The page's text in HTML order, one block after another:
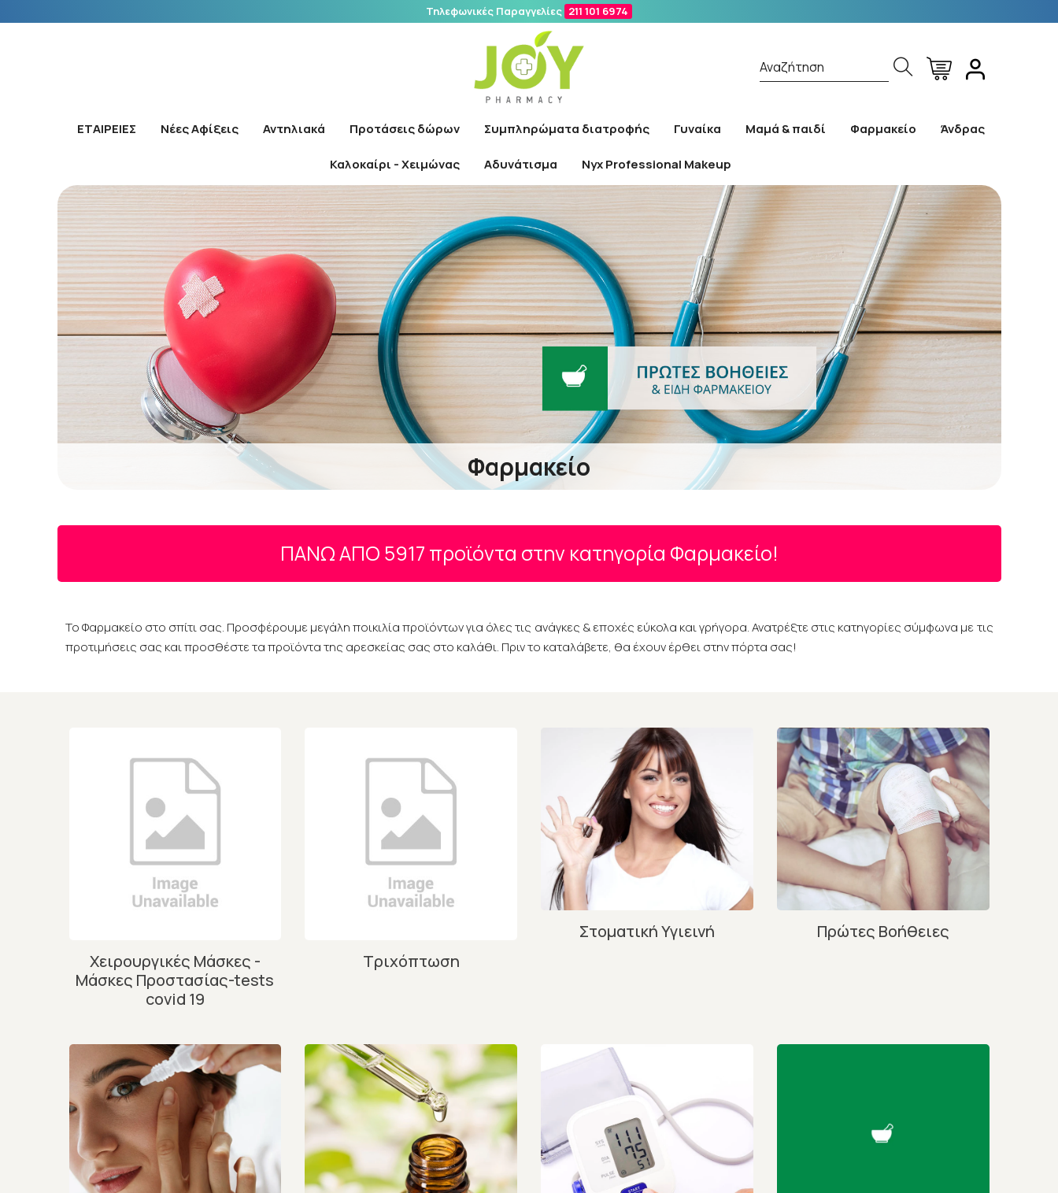
Τηλεφωνικές Παραγγελίες 211 101 6974
Αναζήτηση
ΕΤΑΙΡΕΙΕΣ Νέες Αφίξεις Αντηλιακά Προτάσεις δώρων Συμπληρώματα διατροφής Γυναίκα Μαμά & παιδί Φαρμακείο Άνδρας
Καλοκαίρι - Χειμώνας Αδυνάτισμα Nyx Professional Makeup
Αναζήτηση
Αρχική / Φαρμακείο
Φαρμακείο
ΠΑΝΩ ΑΠΟ 5917 προϊόντα στην κατηγορία Φαρμακείο!
Το Φαρμακείο στο σπίτι σας. Προσφέρουμε μεγάλη ποικιλία προϊόντων για όλες τις ανάγκες & εποχές εύκολα και γρήγορα. Ανατρέξτε στις κατηγορίες σύμφωνα με τις
προτιμήσεις σας και προσθέστε τα προϊόντα της αρεσκείας σας στο καλάθι. Πριν το καταλάβετε, θα έχουν έρθει στην πόρτα σας!
Χειρουργικές Μάσκες -
Μάσκες Προστασίας-tests
covid 19
Τριχόπτωση
Στοματική Υγιεινή Πρώτες Βοήθειες